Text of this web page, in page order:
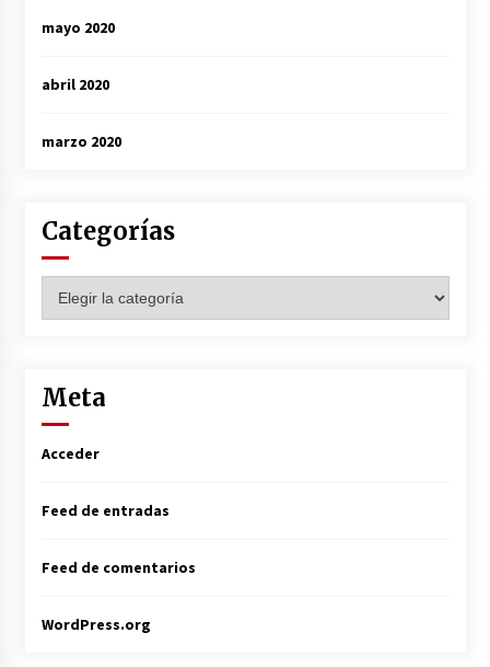
mayo 2020
abril 2020
marzo 2020
Categorías
Meta
Acceder
Feed de entradas
Feed de comentarios
WordPress.org